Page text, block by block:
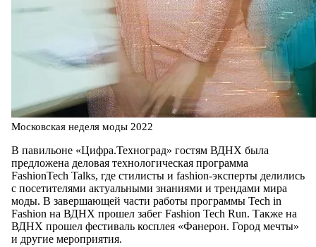
Московская неделя моды 2022
В павильоне «Цифра.Техноград» гостям ВДНХ была
предложена деловая технологическая программа
FashionTech Talks, где стилисты и fashion-эксперты делились
с посетителями актуальными знаниями и трендами мира
моды. В завершающей части работы программы Tech in
Fashion на ВДНХ прошел забег Fashion Tech Run. Также на
ВДНХ прошел фестиваль косплея «Фанерон. Город мечты»
и другие мероприятия.